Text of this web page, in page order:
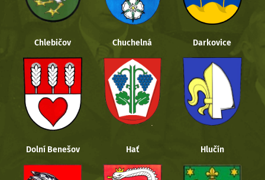
Chlebičov Chuchelná Darkovice
Dolní Benešov Hať Hlučín